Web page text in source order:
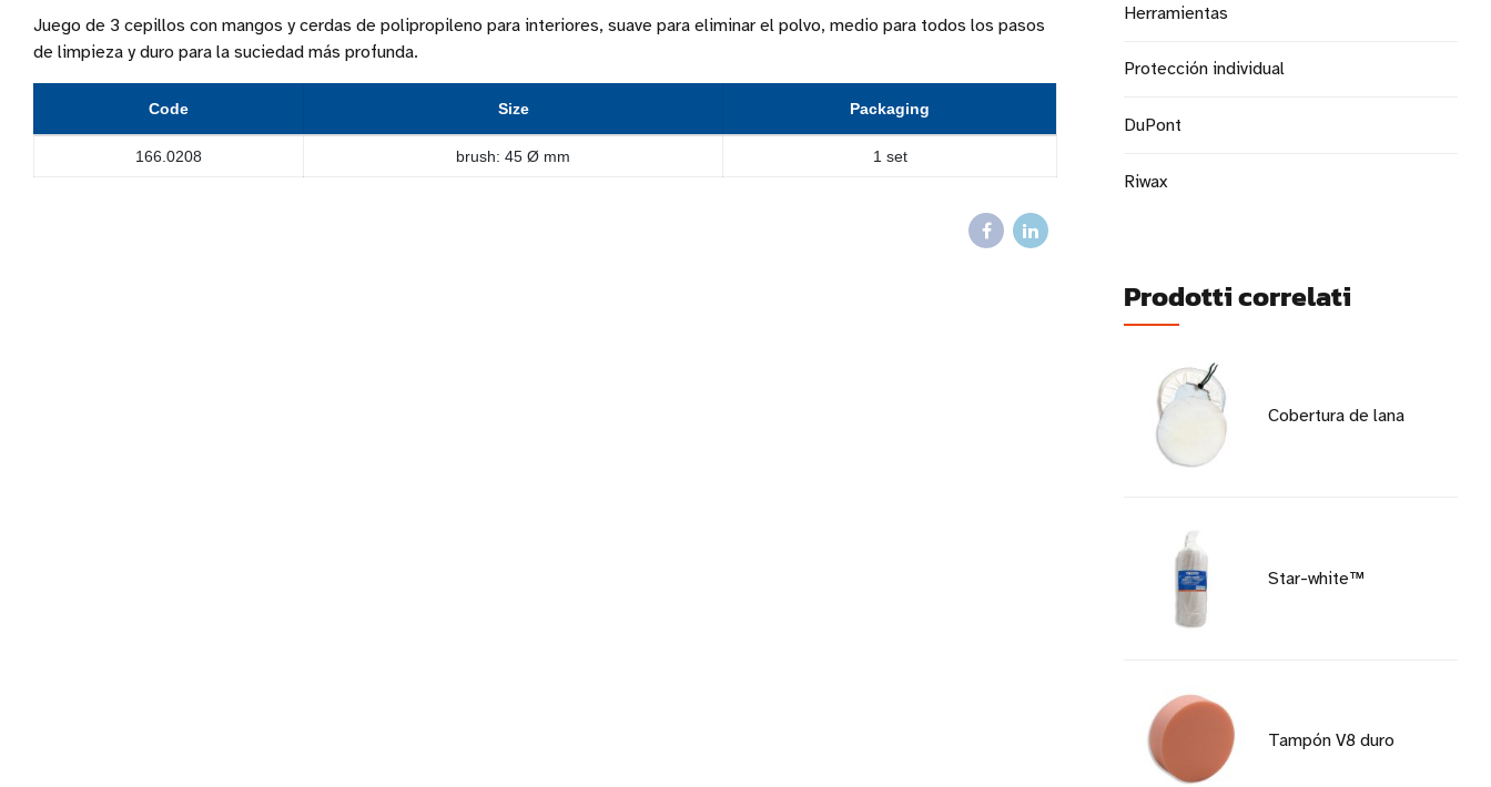
Juego de 3 cepillos con mangos y cerdas de polipropileno para interiores, suave para eliminar el polvo, medio para todos los pasos
de limpieza y duro para la suciedad más profunda.
Code Size Packaging
166.0208 brush: 45 Ø mm 1 set
Herramientas
Protección individual
DuPont
Riwax
Prodotti correlati
Cobertura de lana
Star-white™
Tampón V8 duro